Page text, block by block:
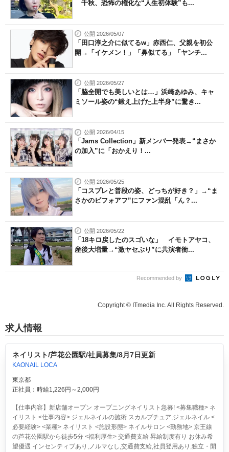
千秋、恐怖の権化な“人生初体験”も...
公開 2026/05/07
「田口淳之介に似てるw」赤西仁、父親を初公
開→「イケメン！」「鼻似てる」「ヤンチ...
公開 2026/05/27
「脇全開でも美しいとは…」浜崎あゆみ、キャ
ミソール姿の“鍛え上げた上半身”に驚き...
公開 2026/04/15
「Jams Collection」新メンバー発表→“まさか
の加入”に「おかえり！...
公開 2026/05/25
「コスプレと普段の姿、どっちが好き？」→“ま
さかのビフォアフ”にファン混乱「ん？...
公開 2026/05/22
「18キロ戻したのスゴいな」 イモトアヤコ、
産後大増量→“激ヤセぶり”に共演者衝...
Recommended by
Copyright © ITmedia Inc. All Rights Reserved.
求人情報
ネイリスト/芦花公園駅/社員募集/8月7日更新
KAONAIL LOCA
東京都
正社員：時給1,226円～2,000円
【仕事内容】新店舗オープン オープニングネイリスト急募! <募集職種> ネ
イリスト <仕事内容> ジェルネイルの施術 スカルプチュア,ジェルネイル <
必要経験> <業種> ネイリスト <施設形態> ネイルサロン <勤務地> 京王線
の芦花公園駅から徒歩5分 <福利厚生> 交通費支給 昇給制度有り お休み希
望優遇 インセンティブあり,ノルマなし,交通費支給,社員登用あり,独立・開